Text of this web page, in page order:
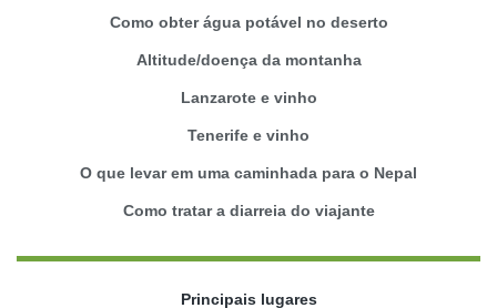
Como obter água potável no deserto
Altitude/doença da montanha
Lanzarote e vinho
Tenerife e vinho
O que levar em uma caminhada para o Nepal
Como tratar a diarreia do viajante
Principais lugares